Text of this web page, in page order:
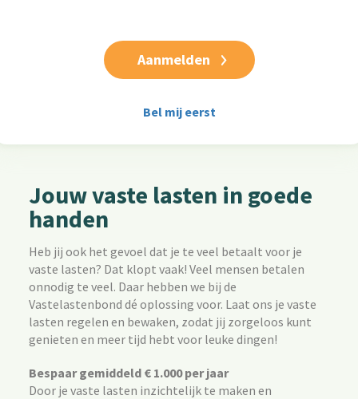
Jouw vaste lasten in goede
handen
Heb jij ook het gevoel dat je te veel betaalt voor je
vaste lasten? Dat klopt vaak! Veel mensen betalen
onnodig te veel. Daar hebben we bij de
Vastelastenbond dé oplossing voor. Laat ons je vaste
lasten regelen en bewaken, zodat jij zorgeloos kunt
genieten en meer tijd hebt voor leuke dingen!
Bespaar gemiddeld € 1.000 per jaar
Door je vaste lasten inzichtelijk te maken en
Bel mij eerst